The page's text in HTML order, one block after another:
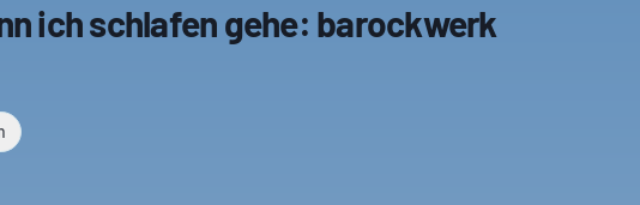
ich schlafen gehe: barockwerk